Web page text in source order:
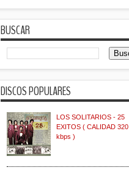
BUSCAR
DISCOS POPULARES
LOS SOLITARIOS - 25
EXITOS ( CALIDAD 320
kbps )